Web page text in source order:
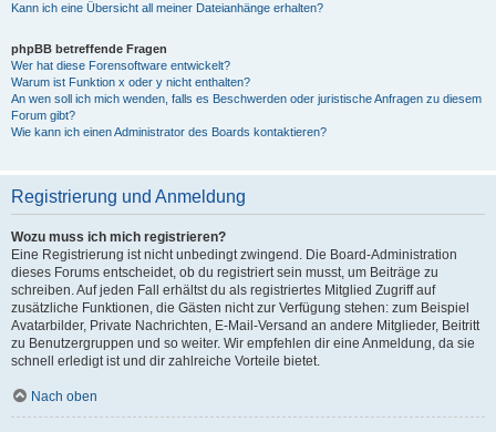
Kann ich eine Übersicht all meiner Dateianhänge erhalten?
phpBB betreffende Fragen
Wer hat diese Forensoftware entwickelt?
Warum ist Funktion x oder y nicht enthalten?
An wen soll ich mich wenden, falls es Beschwerden oder juristische Anfragen zu diesem
Forum gibt?
Wie kann ich einen Administrator des Boards kontaktieren?
Registrierung und Anmeldung
Wozu muss ich mich registrieren?
Eine Registrierung ist nicht unbedingt zwingend. Die Board-Administration
dieses Forums entscheidet, ob du registriert sein musst, um Beiträge zu
schreiben. Auf jeden Fall erhältst du als registriertes Mitglied Zugriff auf
zusätzliche Funktionen, die Gästen nicht zur Verfügung stehen: zum Beispiel
Avatarbilder, Private Nachrichten, E-Mail-Versand an andere Mitglieder, Beitritt
zu Benutzergruppen und so weiter. Wir empfehlen dir eine Anmeldung, da sie
schnell erledigt ist und dir zahlreiche Vorteile bietet.
Nach oben